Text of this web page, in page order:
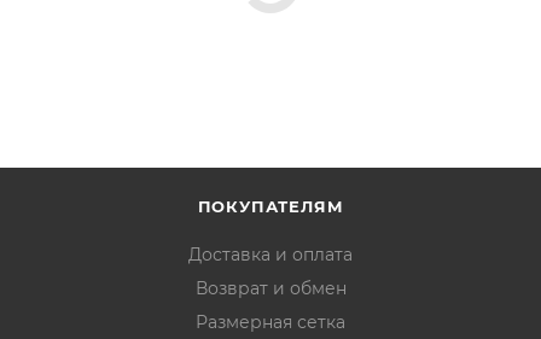
ПОКУПАТЕЛЯМ
Доставка и оплата
Возврат и обмен
Размерная сетка